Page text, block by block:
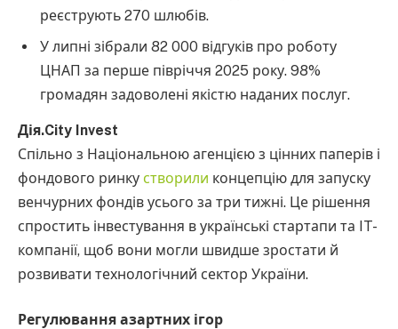
реєструють 270 шлюбів.
У липні зібрали 82 000 відгуків про роботу
ЦНАП за перше півріччя 2025 року. 98%
громадян задоволені якістю наданих послуг.
Дія.City Invest
Спільно з Національною агенцією з цінних паперів і
фондового ринку створили концепцію для запуску
венчурних фондів усього за три тижні. Це рішення
спростить інвестування в українські стартапи та IT-
компанії, щоб вони могли швидше зростати й
розвивати технологічний сектор України.
Регулювання азартних ігор